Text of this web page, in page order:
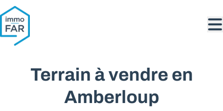
Aller au contenu principal
Terrain à vendre en
Amberloup